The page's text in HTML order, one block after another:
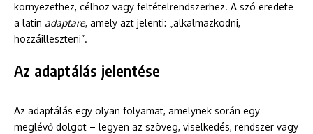
környezethez, célhoz vagy feltételrendszerhez. A szó eredete
a latin adaptare, amely azt jelenti: „alkalmazkodni,
hozzáilleszteni”.
Az adaptálás jelentése
Az adaptálás egy olyan folyamat, amelynek során egy
meglévő dolgot – legyen az szöveg, viselkedés, rendszer vagy